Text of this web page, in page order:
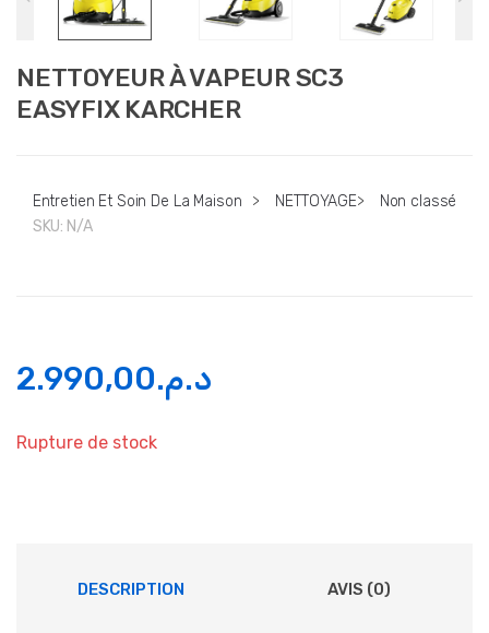
NETTOYEUR À VAPEUR SC3
EASYFIX KARCHER
Entretien Et Soin De La Maison > NETTOYAGE>
Non classé
SKU: N/A
د.م.2.990,00
Rupture de stock
DESCRIPTION AVIS (0)